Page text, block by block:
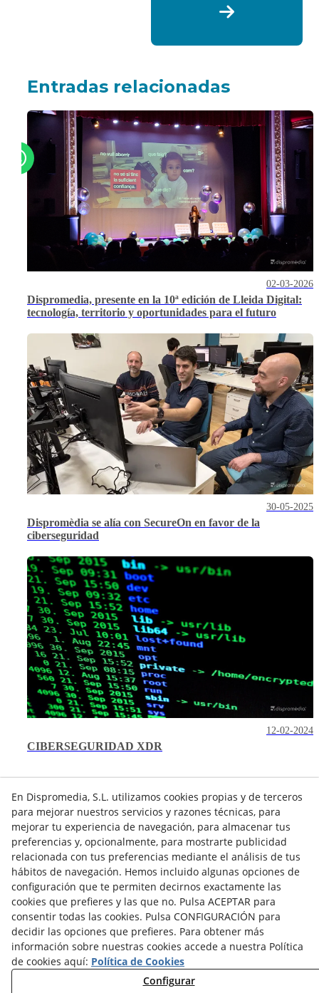
Entradas relacionadas
Dispromedia, presente en la 10ª edición de Lleida Digital:
tecnología, territorio y oportunidades para el futuro
02-03-2026
Dispromèdia se alía con SecureOn en favor de la
ciberseguridad
30-05-2025
CIBERSEGURIDAD XDR
12-02-2024
Contacto
Privacidad Cookies Aviso Legal
Términos y Condiciones de Uso Canal denuncias
Política de Seguridad - ENS
Estado del Servicio
Lunes a Viernes:
8:00a15:00h
En Dispromedia, S.L. utilizamos cookies propias y de terceros
para mejorar nuestros servicios y razones técnicas, para
mejorar tu experiencia de navegación, para almacenar tus
preferencias y, opcionalmente, para mostrarte publicidad
relacionada con tus preferencias mediante el análisis de tus
hábitos de navegación. Hemos incluido algunas opciones de
configuración que te permiten decirnos exactamente las
cookies que prefieres y las que no. Pulsa ACEPTAR para
consentir todas las cookies. Pulsa CONFIGURACIÓN para
decidir las opciones que prefieres. Para obtener más
información sobre nuestras cookies accede a nuestra Política
de cookies aquí: Política de Cookies
Configurar